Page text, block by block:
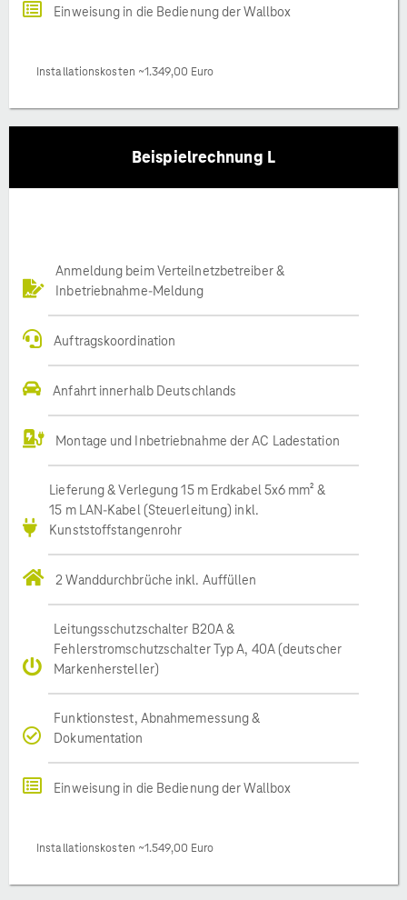
Einweisung in die Bedienung der Wallbox
Installationskosten ~1.349,00 Euro
Beispielrechnung L
Anmeldung beim Verteilnetzbetreiber &
Inbetriebnahme-Meldung
Auftragskoordination
Anfahrt innerhalb Deutschlands
Montage und Inbetriebnahme der AC Ladestation
Lieferung & Verlegung 15 m Erdkabel 5x6 mm² &
15 m LAN-Kabel (Steuerleitung) inkl.
Kunststoffstangenrohr
2 Wanddurchbrüche inkl. Auffüllen
Leitungsschutzschalter B20A &
Fehlerstromschutzschalter Typ A, 40A (deutscher
Markenhersteller)
Funktionstest, Abnahmemessung &
Dokumentation
Einweisung in die Bedienung der Wallbox
Installationskosten ~1.549,00 Euro